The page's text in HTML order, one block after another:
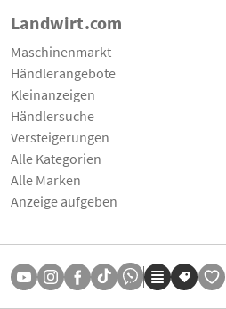
Landwirt.com
Maschinenmarkt
Händlerangebote
Kleinanzeigen
Händlersuche
Versteigerungen
Alle Kategorien
Alle Marken
Anzeige aufgeben